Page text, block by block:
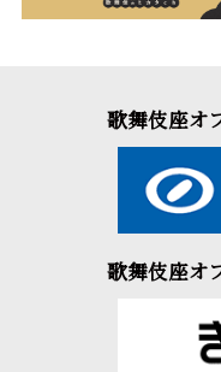
歌舞伎座オ
歌舞伎座オ